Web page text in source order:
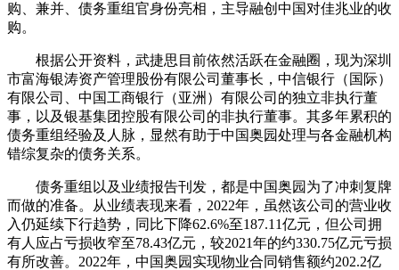
购、兼并、债务重组官身份亮相，主导融创中国对佳兆业的收
购。
根据公开资料，武捷思目前依然活跃在金融圈，现为深圳
市富海银涛资产管理股份有限公司董事长，中信银行（国际）
有限公司、中国工商银行（亚洲）有限公司的独立非执行董
事，以及银基集团控股有限公司的非执行董事。其多年累积的
债务重组经验及人脉，显然有助于中国奥园处理与各金融机构
错综复杂的债务关系。
债务重组以及业绩报告刊发，都是中国奥园为了冲刺复牌
而做的准备。从业绩表现来看，2022年，虽然该公司的营业收
入仍延续下行趋势，同比下降62.6%至187.11亿元，但公司拥
有人应占亏损收窄至78.43亿元，较2021年的约330.75亿元亏损
有所改善。2022年，中国奥园实现物业合同销售额约202.2亿